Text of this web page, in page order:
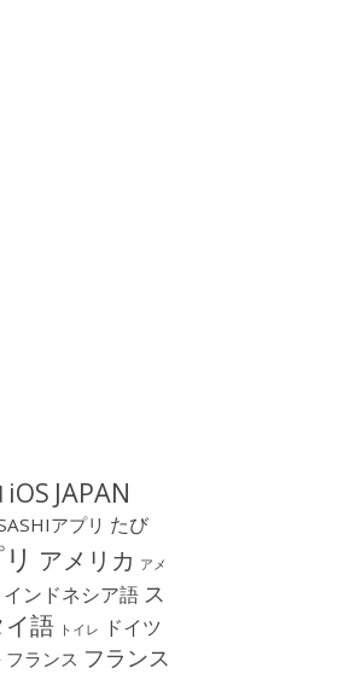
iOS JAPAN
アプリ たび
アメリカ アメ
インドネシア語 ス
イ語 トイレ
ドイツ
フランス フランス